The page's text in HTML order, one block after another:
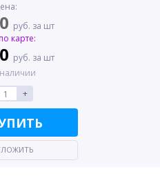
руб. за шт
карте:
руб. за шт
+